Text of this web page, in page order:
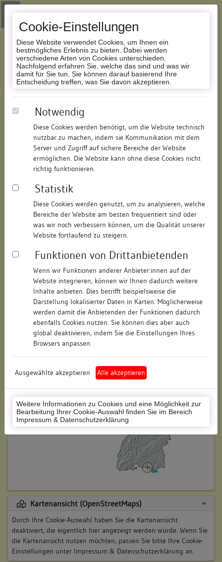
Cookie-Einstellungen
Diese Website verwendet Cookies, um Ihnen ein
bestmögliches Erlebnis zu bieten. Dabei werden
verschiedene Arten von Cookies unterschieden.
Nachfolgend erfahren Sie, welche das sind und was wir
damit für Sie tun. Sie können darauf basierend Ihre
Entscheidung treffen, was Sie davon akzeptieren.
Notwendig
Diese Cookies werden benötigt, um die Website technisch
nutzbar zu machen, indem sie Kommunikation mit dem
Server und Zugriff auf sichere Bereiche der Website
ermöglichen. Die Website kann ohne diese Cookies nicht
richtig funktionieren.
Statistik
Diese Cookies werden genutzt, um zu analysieren, welche
Bereiche der Website am besten frequentiert sind oder
was wir noch verbessern können, um die Qualität unserer
Website fortlaufend zu steigern.
Funktionen von Drittanbietenden
Wenn wir Funktionen anderer Anbieter:innen auf der
Website integrieren, können wir Ihnen dadurch weitere
Inhalte anbieten. Dies betrifft beispielsweise die
Darstellung lokalisierter Daten in Karten. Möglicherweise
werden damit die Anbietenden der Funktionen dadurch
ebenfalls Cookies nutzen. Sie können dies aber auch
global deaktivieren, indem Sie die Einstellungen Ihres
Browsers anpassen.
Ausgewählte akzeptieren Alle akzeptieren
Weitere Informationen zu Cookies und eine Möglichkeit zur
Bearbeitung Ihrer Cookie-Auswahl finden Sie im Bereich
Impressum & Datenschutzerklärung
Zur Navigation springen
Zum Inhalt der Website springen
Datenbank Bauforschung/Restaurierung
105775325911/Datum:28.10.2011
Datenbestand:
Bauforschung
Als PDF herunterladen:
Objektdaten
Straße: Wessenbergstraße
Hausnummer: 12
Postleitzahl: 78426
Stadt-Teilort: Konstanz
Regierungsbezirk: Freiburg
Konstanz (Landkreis)
Wohnplatzschlüssel: 8335043012
Flurstücknummer: keine
Historischer Straßenname: keiner
Lage des Wohnplatzes:
Kartenansicht (OpenStreetMaps)
Durch Ihre Cookie-Auswahl haben Sie die Kartenansicht
deaktiviert, die eigentlich hier angezeigt werden würde. Wenn Sie
die Kartenansicht nutzen möchten, passen Sie bitte Ihre Cookie-
Einstellungen unter Impressum & Datenschutzerklärung an.